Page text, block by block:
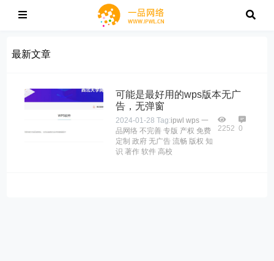
最新文章
可能是最好用的wps版本无广
告，无弹窗
2024-01-28 Tag:ipwl wps 一
品网络 不完善 专版 产权 免费
定制 政府 无广告 流畅 版权 知
识 著作 软件 高校
2252 0